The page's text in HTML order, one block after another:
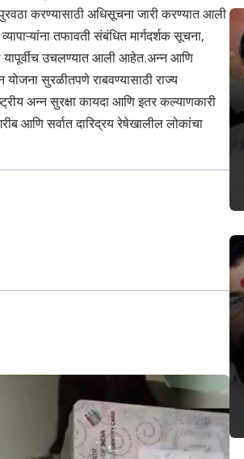
करण्यासाठी अधिसूचना जारी करण्यात आली
तफावती संबंधित मार्गदर्शक सूचना,
यापूर्वीच उचलण्यात आली आहेत.अन्न आणि
योजना सुरळीतपणे राबवण्यासाठी राज्य
अन्न सुरक्षा कायदा आणि इतर कल्याणकारी
आणि सर्वात दारिद्रय रेषेखालील लोकांचा